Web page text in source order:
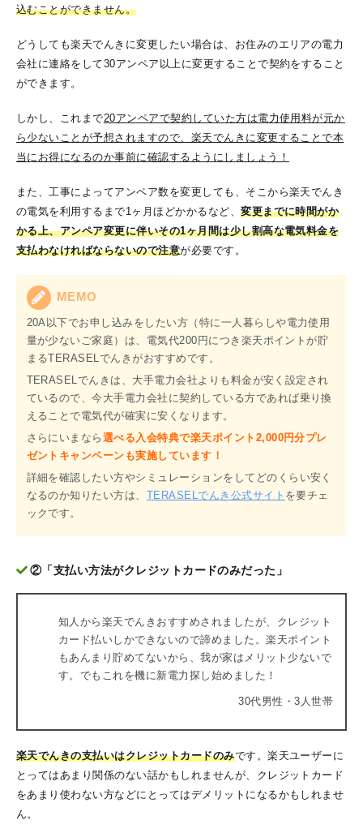
込むことができません。
どうしても楽天でんきに変更したい場合は、お住みのエリアの電力
会社に連絡をして30アンペア以上に変更することで契約をすること
ができます。
しかし、これまで20アンペアで契約していた方は電力使用料が元か
ら少ないことが予想されますので、楽天でんきに変更することで本
当にお得になるのか事前に確認するようにしましょう！
また、工事によってアンペア数を変更しても、そこから楽天でんき
の電気を利用するまで1ヶ月ほどかかるなど、変更までに時間がか
かる上、アンペア変更に伴いその1ヶ月間は少し割高な電気料金を
支払わなければならないので注意が必要です 。
MEMO
20A以下でお申し込みをしたい方（特に一人暮らしや電力使用
量が少ないご家庭）は、電気代200円につき楽天ポイントが貯
まるTERASELでんきがおすすめです。
TERASELでんきは、大手電力会社よりも料金が安く設定され
ているので、今大手電力会社に契約している方であれば乗り換
えることで電気代が確実に安くなります。
さらにいまなら 選べる入会特典で楽天ポイント2,000円分プレ
ゼントキャンペーンも実施しています！
詳細を確認したい方やシミュレーションをしてどのくらい安く
なるのか知りたい方は、
TERASELでんき公式サイト を要チェ
ックです。
②「支払い方法がクレジットカードのみだった」
知人から楽天でんきおすすめされましたが、クレジット
カード払いしかできないので諦めました。楽天ポイント
もあんまり貯めてないから、我が家はメリット少ないで
す。でもこれを機に新電力探し始めました！
30代男性・3人世帯
楽天でんきの支払いはクレジットカードのみです 。楽天ユーザーに
とってはあまり関係のない話かもしれませんが、クレジットカード
をあまり使わない方などにとってはデメリットになるかもしれませ
ん。